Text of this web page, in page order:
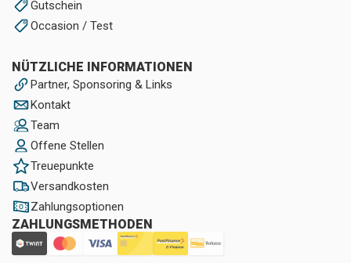
Gutschein
Occasion / Test
NÜTZLICHE INFORMATIONEN
Partner, Sponsoring & Links
Kontakt
Team
Offene Stellen
Treuepunkte
Versandkosten
Zahlungsoptionen
ZAHLUNGSMETHODEN